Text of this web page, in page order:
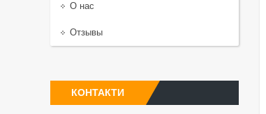
О нас
Отзывы
КОНТАКТИ